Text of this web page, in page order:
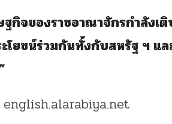
ฐกิจของราชอาณาจักรกำลังเ
โยชน์ร่วมกันทั้งกับสหรัฐ ฯ แล
english.alarabiya.net